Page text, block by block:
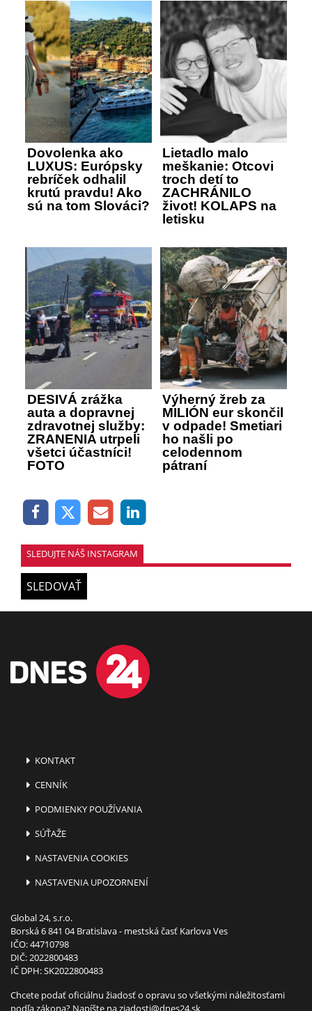
Dovolenka ako
LUXUS: Európsky
rebríček odhalil
krutú pravdu! Ako
sú na tom Slováci?
Lietadlo malo
meškanie: Otcovi
troch detí to
ZACHRÁNILO
život! KOLAPS na
letisku
DESIVÁ zrážka
auta a dopravnej
zdravotnej služby:
ZRANENIA utrpeli
všetci účastníci!
FOTO
Výherný žreb za
MILIÓN eur skončil
v odpade! Smetiari
ho našli po
celodennom
pátraní
SLEDUJTE NÁŠ INSTAGRAM
SLEDOVAŤ
KONTAKT
CENNÍK
PODMIENKY POUŽÍVANIA
SÚŤAŽE
NASTAVENIA COOKIES
NASTAVENIA UPOZORNENÍ
Global 24, s.r.o.
Borská 6 841 04 Bratislava - mestská časť Karlova Ves
IČO: 44710798
DIČ: 2022800483
IČ DPH: SK2022800483
Chcete podať oficiálnu žiadosť o opravu so všetkými náležitosťami
podľa zákona? Napíšte naziadosti@dnes24.sk